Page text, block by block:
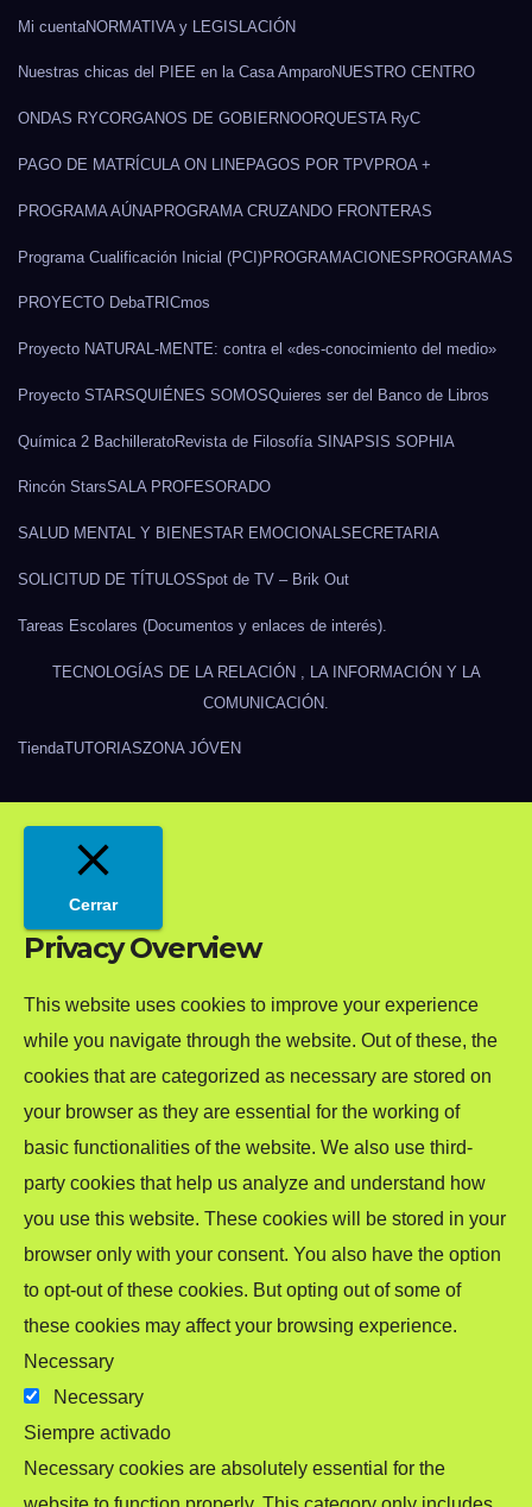
Mi cuentaNORMATIVA y LEGISLACIÓN
Nuestras chicas del PIEE en la Casa AmparoNUESTRO CENTRO
ONDAS RYCORGANOS DE GOBIERNOORQUESTA RyC
PAGO DE MATRÍCULA ON LINE PAGOS POR TPVPROA +
PROGRAMA AÚNAPROGRAMA CRUZANDO FRONTERAS
Programa Cualificación Inicial (PCI)PROGRAMACIONESPROGRAMAS
PROYECTO DebaTRICmos
Proyecto NATURAL-MENTE: contra el «des-conocimiento del medio»
Proyecto STARSQUIÉNES SOMOSQuieres ser del Banco de Libros
Química 2 BachilleratoRevista de Filosofía SINAPSIS SOPHIA
Rincón StarsSALA PROFESORADO
SALUD MENTAL Y BIENESTAR EMOCIONALSECRETARIA
SOLICITUD DE TÍTULOSSpot de TV – Brik Out
Tareas Escolares (Documentos y enlaces de interés).
TECNOLOGÍAS DE LA RELACIÓN , LA INFORMACIÓN Y LA
COMUNICACIÓN.
TiendaTUTORIASZONA JÓVEN
Cerrar
Privacy Overview
This website uses cookies to improve your experience
while you navigate through the website. Out of these, the
cookies that are categorized as necessary are stored on
your browser as they are essential for the working of
basic functionalities of the website. We also use third-
party cookies that help us analyze and understand how
you use this website. These cookies will be stored in your
browser only with your consent. You also have the option
to opt-out of these cookies. But opting out of some of
these cookies may affect your browsing experience.
Necessary
Necessary
Siempre activado
Necessary cookies are absolutely essential for the